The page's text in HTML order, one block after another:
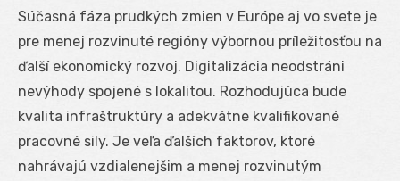
Súčasná fáza prudkých zmien v Európe aj vo svete je
pre menej rozvinuté regióny výbornou príležitosťou na
ďalší ekonomický rozvoj. Digitalizácia neodstráni
nevýhody spojené s lokalitou. Rozhodujúca bude
kvalita infraštruktúry a adekvátne kvalifikované
pracovné sily. Je veľa ďalších faktorov, ktoré
nahrávajú vzdialenejšim a menej rozvinutým